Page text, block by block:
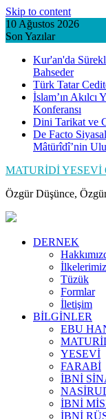
Skip to content
10 Ağustos 2026
Son Yazılar
Kur'an'da
Bahseder
Türk Tatar
İslam’ın
Konferansı
Dini Tarikat ve
De Facto
Mâtürîdî’nin
MATURİDİ YESEVİ
Özgür Düşünce,
DERNEK
İlkelerimiz
Tüzük
Formlar
İletişim
BİLGİNLER
EBU
YESEVİ
FARABİ
İBNİ
İBNİ
İBNİ